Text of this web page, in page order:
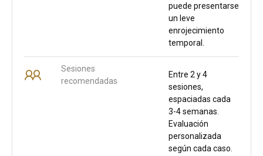
puede presentarse
un leve
enrojecimiento
temporal.
Sesiones
recomendadas
Entre 2 y 4
sesiones,
espaciadas cada
3-4 semanas.
Evaluación
personalizada
según cada caso.